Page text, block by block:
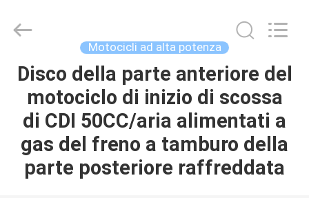
CASA
PRODOTTI
CIRCA
NOI
Rongyao
Vehicle
Reserved.
Motocicli ad alta potenza
Disco della parte anteriore del
motociclo di inizio di scossa
di CDI 50CC/aria alimentati a
gas del freno a tamburo della
parte posteriore raffreddata